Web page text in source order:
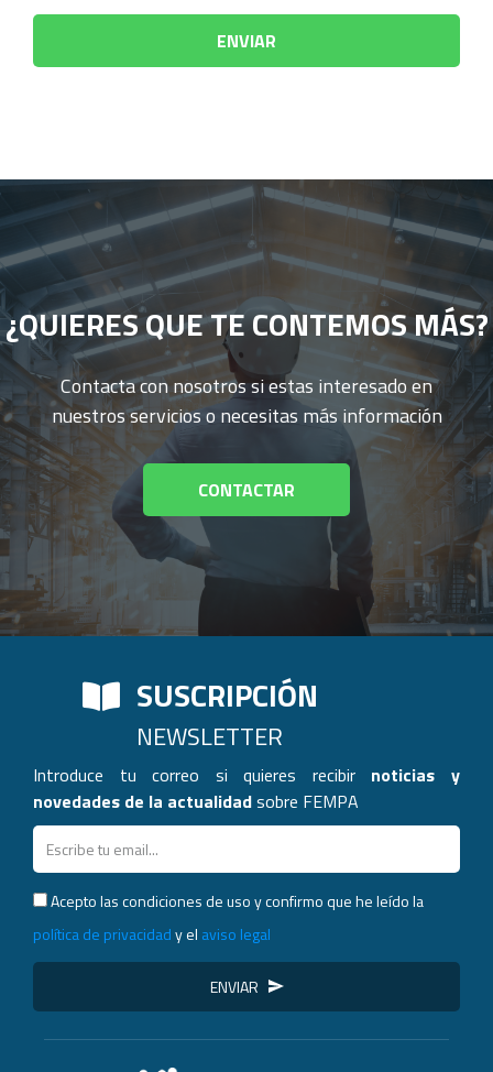
¿QUIERES QUE TE CONTEMOS MÁS?
Contacta con nosotros si estas interesado en
nuestros servicios o necesitas más información
CONTACTAR
SUSCRIPCIÓN
NEWSLETTER
Introduce tu correo si quieres recibir noticias y
novedades de la actualidadsobre FEMPA
Acepto las condiciones de uso y confirmo que he leído la
política de privacidady el aviso legal
ENVIAR